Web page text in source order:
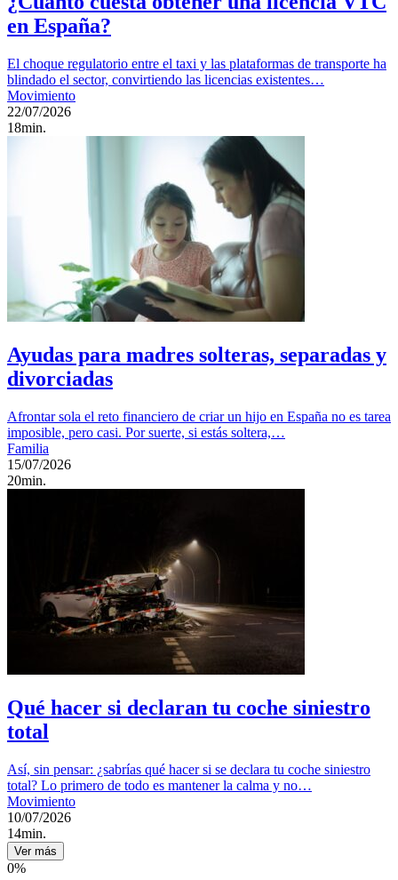
en España?
El choque regulatorio entre el taxi y las plataformas de transporte ha
blindado el sector, convirtiendo las licencias existentes…
Movimiento
22/07/2026
18min.
Ayudas para madres solteras, separadas y
divorciadas
Afrontar sola el reto financiero de criar un hijo en España no es tarea
imposible, pero casi. Por suerte, si estás soltera,…
Familia
15/07/2026
20min.
Qué hacer si declaran tu coche siniestro
total
Así, sin pensar: ¿sabrías qué hacer si se declara tu coche siniestro
total? Lo primero de todo es mantener la calma y no…
Movimiento
10/07/2026
14min.
Ver más
0%